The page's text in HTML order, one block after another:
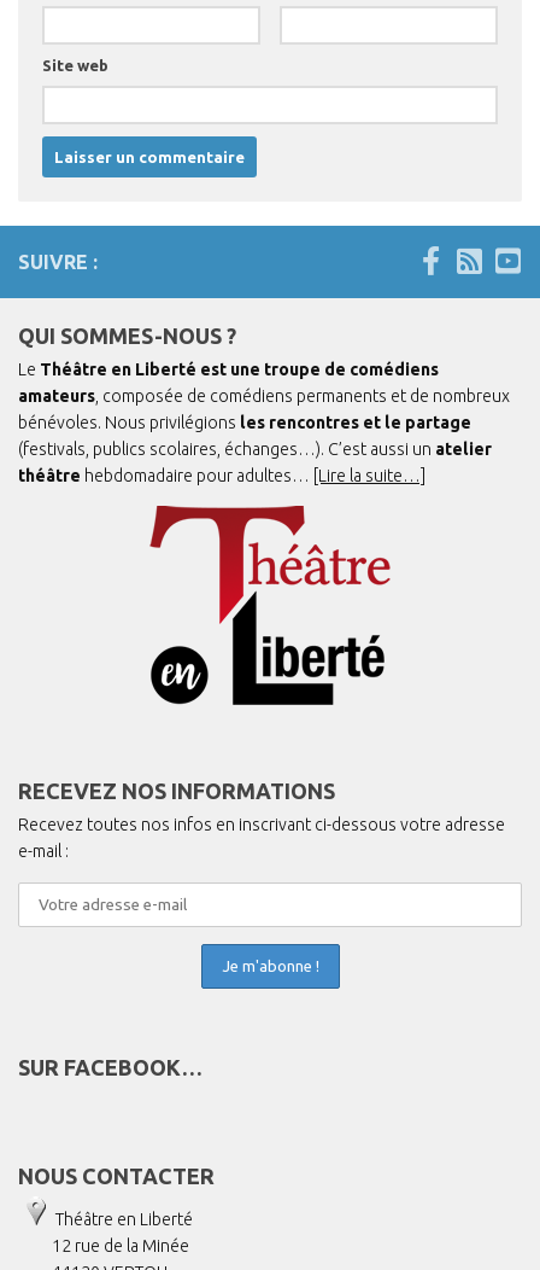
Site web
SUIVRE :
QUI SOMMES-NOUS ?
Le Théâtre en Liberté est une troupe de comédiens
amateurs, composée de comédiens permanents et de nombreux
bénévoles. Nous privilégions les rencontres et le partage
(festivals, publics scolaires, échanges…). C’est aussi un atelier
théâtre hebdomadaire pour adultes… [Lire la suite…]
RECEVEZ NOS INFORMATIONS
Recevez toutes nos infos en inscrivant ci-dessous votre adresse
e-mail :
SUR FACEBOOK…
NOUS CONTACTER
Théâtre en Liberté
12 rue de la Minée